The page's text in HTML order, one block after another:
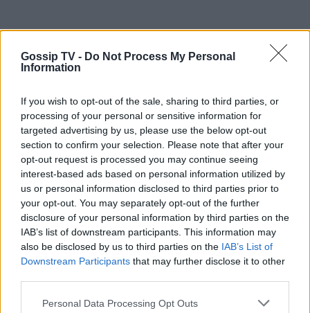
Gossip TV - Do Not Process My Personal
Information
If you wish to opt-out of the sale, sharing to third parties, or
processing of your personal or sensitive information for
targeted advertising by us, please use the below opt-out
section to confirm your selection. Please note that after your
opt-out request is processed you may continue seeing
interest-based ads based on personal information utilized by
us or personal information disclosed to third parties prior to
your opt-out. You may separately opt-out of the further
disclosure of your personal information by third parties on the
IAB’s list of downstream participants. This information may
also be disclosed by us to third parties on the IAB’s List of
Downstream Participants that may further disclose it to other
Personal Data Processing Opt Outs